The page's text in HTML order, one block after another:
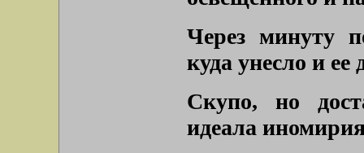
Через минуту
куда унесло и ее
Скупо, но
идеала